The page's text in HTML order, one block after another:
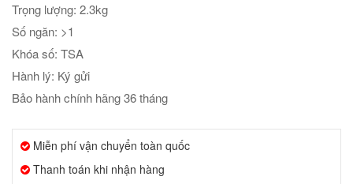
Trọng lượng: 2.3kg
Số ngăn: >1
Khóa số: TSA
Hành lý: Ký gửi
Bảo hành chính hãng 36 tháng
Miễn phí vận chuyển toàn quốc
Thanh toán khi nhận hàng